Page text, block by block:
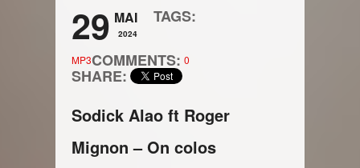
29 MAI
2024
TAGS:
MP3COMMENTS: 0
SHARE:
Sodick Alao ft Roger
Mignon – On colos